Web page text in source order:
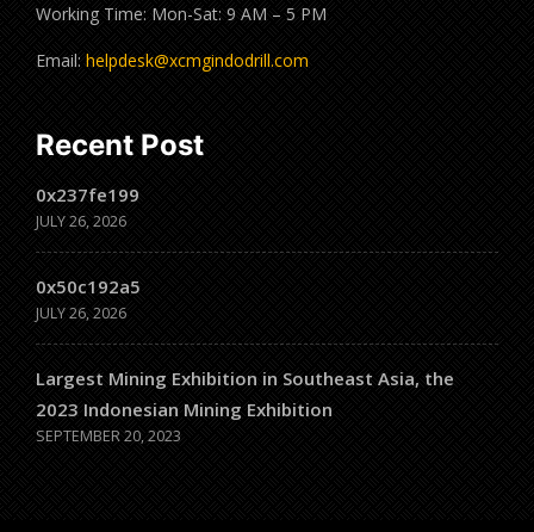
Working Time: Mon-Sat: 9 AM – 5 PM
Email: helpdesk@xcmgindodrill.com
Recent Post
0x237fe199
JULY 26, 2026
0x50c192a5
JULY 26, 2026
Largest Mining Exhibition in Southeast Asia, the
2023 Indonesian Mining Exhibition
SEPTEMBER 20, 2023